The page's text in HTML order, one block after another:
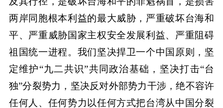
两岸同胞根本利益的最大威胁，严重破坏台海和
平、严重威胁国家主权安全发展利益、严重阻碍
祖国统一进程。我们坚决捍卫一个中国原则，坚
定维护“九二共识”共同政治基础，坚决打击“台
独”分裂势力，坚决反对外部势力干涉，绝不容许
任何人、任何势力以任何方式把台湾从中国分裂